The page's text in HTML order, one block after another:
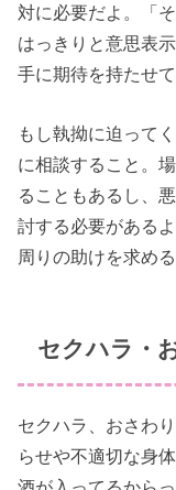
対に必要だよ。「
はっきりと意思表
手に期待を持たせ
もし執拗に迫って
に相談すること。
ることもあるし、
討する必要がある
周りの助けを求め
セクハラ・
セクハラ、おさわ
らせや不適切な身